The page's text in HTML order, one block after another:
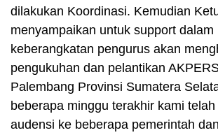
dilakukan Koordinasi. Kemudian
menyampaikan untuk support dalam
keberangkatan pengurus akan
pengukuhan dan pelantikan
Palembang Provinsi Sumatera
beberapa minggu terakhir kami
audensi ke beberapa pemerintah